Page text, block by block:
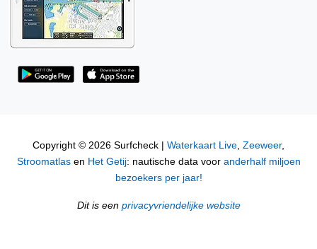
Copyright © 2026 Surfcheck | Waterkaart Live, Zeeweer,
Stroomatlasen Het Getij: nautische data voor anderhalf miljoen
bezoekers per jaar!
Dit is een privacyvriendelijke website